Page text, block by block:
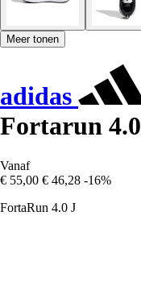
Meer tonen
adidas
Fortarun 4.0
Vanaf
€ 55,00 € 46,28 -16%
FortaRun 4.0 J